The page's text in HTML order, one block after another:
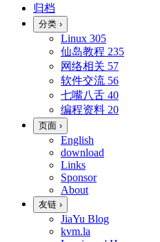
归档
分类 ›
Linux 305
仙岛教程 235
网络相关 57
软件交流 56
七嘴八舌 40
编程资料 20
页面 ›
English
download
Links
Sponsor
About
友链 ›
JiaYu Blog
kvm.la